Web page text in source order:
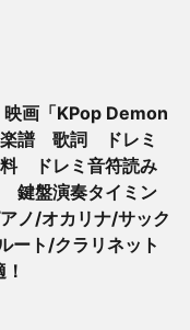
「KPop Demon
譜 歌詞 ドレミ
ドレミ音符読み
鍵盤演奏タイミン
ノ/オカリナ/サック
ート/クラリネット